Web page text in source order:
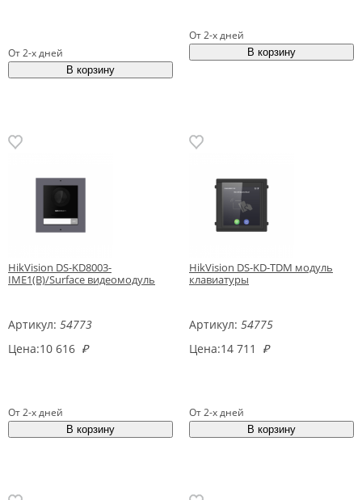
От 2-х дней
От 2-х дней
HikVision DS-KD8003-
IME1(B)/Surface видеомодуль
Артикул: 54773
Цена:10 616 ₽
От 2-х дней
HikVision DS-KD-TDM модуль
клавиатуры
Артикул: 54775
Цена:14 711 ₽
От 2-х дней